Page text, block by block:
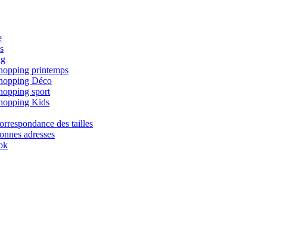
printemps
Déco
sport
Kids
des tailles
adresses